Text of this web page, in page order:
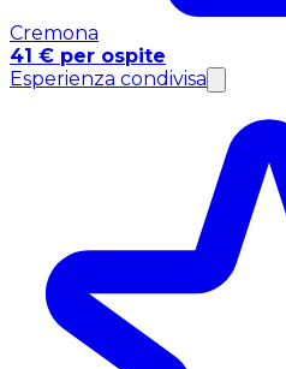
Cremona
41 € per ospite
Esperienza condivisa